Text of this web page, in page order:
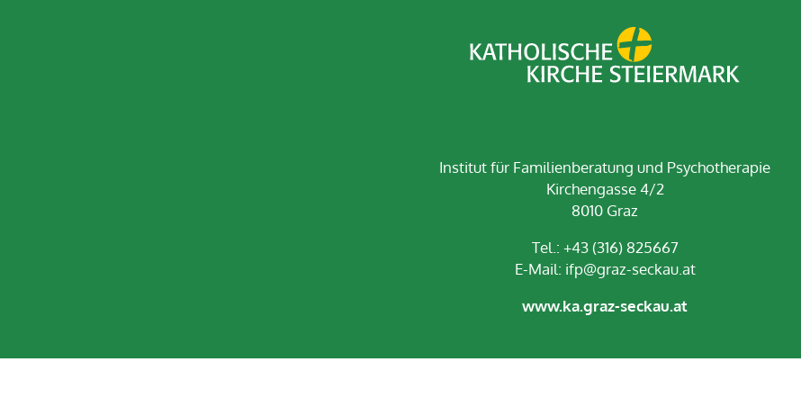
Institut für Familienberatung und Psychotherapie
Kirchengasse 4/2
8010 Graz
Tel.: +43 (316) 825667
E-Mail: ifp@graz-seckau.at
www.ka.graz-seckau.at